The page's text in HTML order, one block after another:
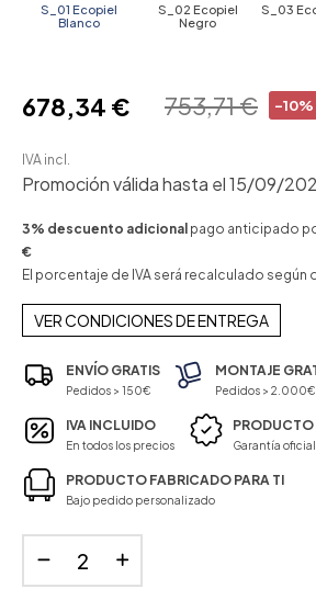
S_01 Ecopiel
Blanco
S_02 Ecopiel
Negro
S_03
-10%
753,71 €
678,34 €
IVA incl.
Promoción válida hasta el 15/09/
3% descuento adicional pago anticipado
€
El porcentaje de IVA será recalculado
VER CONDICIONES DE ENTREGA
ENVÍO GRATIS
Pedidos > 150€
MONTAJE
Pedidos >
IVA INCLUIDO
En todos los precios Garantía oficial
PRODUCTO FABRICADO PARA TI
Bajo pedido personalizado